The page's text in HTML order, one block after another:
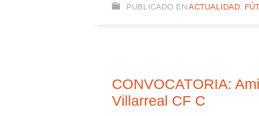
PUBLICADO EN ACTUALIDAD,
CONVOCATORIA:
Villarreal CF C